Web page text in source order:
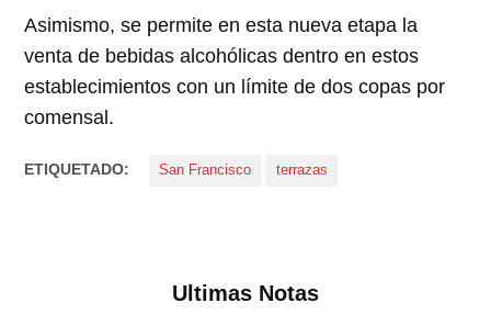
Asimismo, se permite en esta nueva etapa la
venta de bebidas alcohólicas dentro en estos
establecimientos con un límite de dos copas por
comensal.
ETIQUETADO: San Francisco terrazas
Ultimas Notas